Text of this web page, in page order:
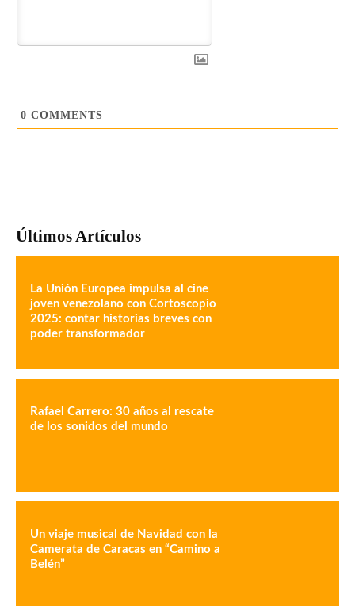
0 COMMENTS
Últimos Artículos
La Unión Europea impulsa al cine
joven venezolano con Cortoscopio
2025: contar historias breves con
poder transformador
Rafael Carrero: 30 años al rescate
de los sonidos del mundo
Un viaje musical de Navidad con la
Camerata de Caracas en “Camino a
Belén”